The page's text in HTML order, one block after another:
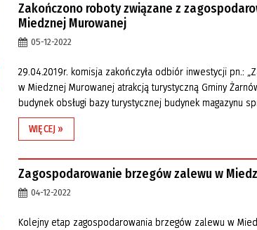
Zakończono roboty związane z
Miedznej Murowanej
05-12-2022
29.04.2019r. komisja zakończyła odbiór inwestycji pn.:
w Miedznej Murowanej atrakcją turystyczną Gminy
budynek obsługi bazy turystycznej budynek magazynu
WIĘCEJ »
Zagospodarowanie brzegów zalewu w
04-12-2022
Kolejny etap zagospodarowania brzegów zalewu w